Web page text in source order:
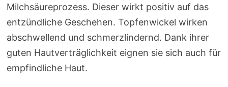
Milchsäureprozess. Dieser wirkt positiv auf das
entzündliche Geschehen. Topfenwickel wirken
abschwellend und schmerzlindernd. Dank ihrer
guten Hautverträglichkeit eignen sie sich auch für
empfindliche Haut.